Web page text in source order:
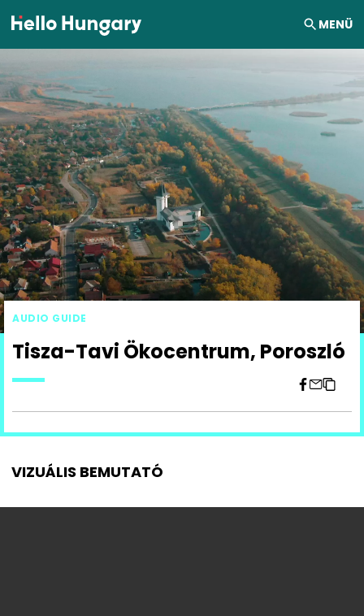
Ugrás a tartalomhoz MENÜ
AUDIO GUIDE
Tisza-Tavi Ökocentrum, Poroszló
VIZUÁLIS BEMUTATÓ